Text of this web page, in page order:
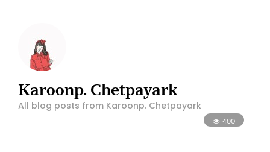
Karoonp. Chetpayark
All blog posts from Karoonp. Chetpayark
400